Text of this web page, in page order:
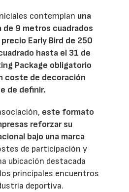
contemplan una
de 9 metros cuadrados
Early Bird de 250
hasta el 31 de
Package obligatorio
coste de decoración
de definir.
este formato
reforzar su
bajo una marca
de participación y
ubicación destacada
principales encuentros
deportiva.